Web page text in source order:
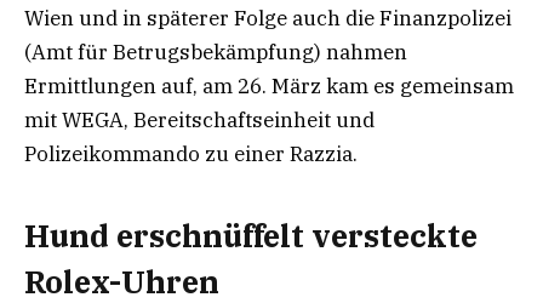
Wien und in späterer Folge auch die Finanzpolizei
(Amt für Betrugsbekämpfung) nahmen
Ermittlungen auf, am 26. März kam es gemeinsam
mit WEGA, Bereitschaftseinheit und
Polizeikommando zu einer Razzia.
Hund erschnüffelt versteckte
Rolex-Uhren